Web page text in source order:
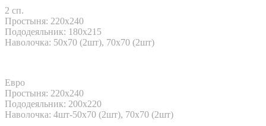
2 сп.
Простыня: 220x240
Пододеяльник: 180x215
Наволочка: 50х70 (2шт), 70х70 (2шт)
Евро
Простыня: 220x240
Пододеяльник: 200x220
Наволочка: 4шт-50х70 (2шт), 70х70 (2шт)